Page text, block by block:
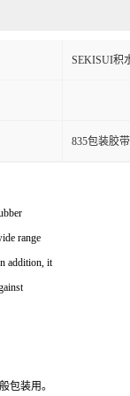
SEKISUI积
835包装胶带
range
addition, it
包装用。